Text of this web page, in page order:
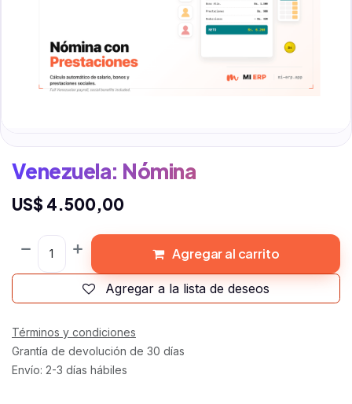
Venezuela: Nómina
US$4.500,00
Agregar al carrito
Agregar a la lista de deseos
Términos y condiciones
Grantía de devolución de 30 días
Envío: 2-3 días hábiles